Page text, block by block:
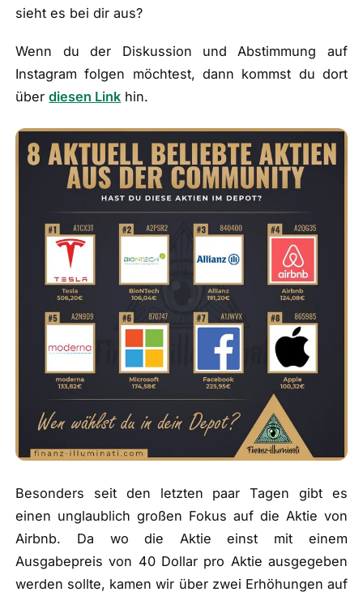
sieht es bei dir aus?
Wenn du der Diskussion und Abstimmung auf
Instagram folgen möchtest, dann kommst du dort
überdiesen Link hin.
Besonders seit den letzten paar Tagen gibt es
einen unglaublich großen Fokus auf die Aktie von
Airbnb. Da wo die Aktie einst mit einem
Ausgabepreis von 40 Dollar pro Aktie ausgegeben
werden sollte, kamen wir über zwei Erhöhungen auf